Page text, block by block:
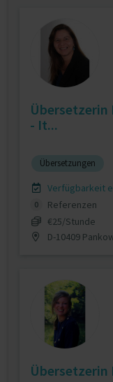
Übersetzerin
- It...
Übersetzungen
Verfügbarkeit
0
Referenzen
€25/Stunde
D-10409
Übersetzerin